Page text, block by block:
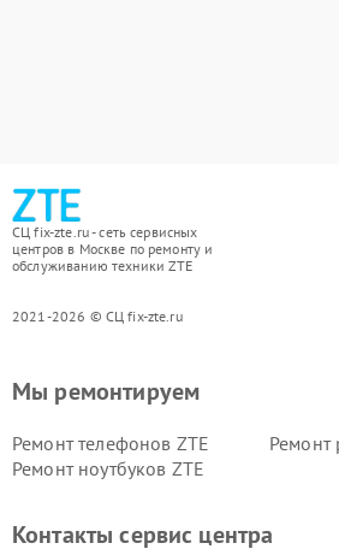
СЦ fix-zte.ru - сеть сервисных
центров в Москве по ремонту и
обслуживанию техники ZTE
2021-2026 © СЦ fix-zte.ru
Мы ремонтируем
Ремонт телефонов ZTE
Ремонт
Ремонт ноутбуков ZTE
Контакты сервис центра